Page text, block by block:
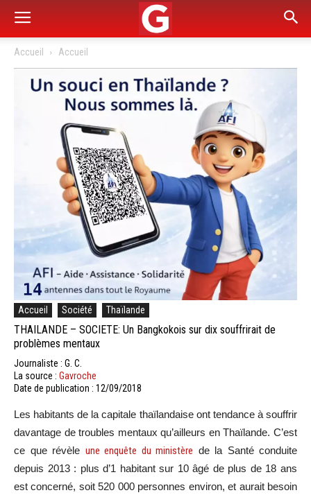
Accueil Accueil
Accueil Société Thaïlande
THAILANDE – SOCIETE: Un Bangkokois sur dix souffrirait de
problèmes mentaux
Journaliste : G. C.
La source : Gavroche
Date de publication : 12/09/2018
Les habitants de la capitale thaïlandaise ont tendance à souffrir
davantage de troubles mentaux qu’ailleurs en Thaïlande. C’est
ce que révèle une enquête du ministère de la Santé conduite
depuis 2013 : plus d’1 habitant sur 10 âgé de plus de 18 ans
est concerné, soit 520 000 personnes environ, et aurait besoin